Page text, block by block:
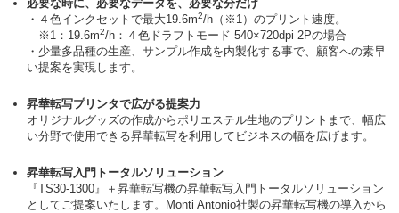
必要な時に、必要なデータを、必要な分だけ
・４色インクセットで最大19.6m2/h（※1）のプリント速度。
※1：19.6m2/h：４色ドラフトモード 540×720dpi 2Pの場合
・少量多品種の生産、サンプル作成を内製化する事で、顧客への素早
い提案を実現します。
昇華転写プリンタで広がる提案力
オリジナルグッズの作成からポリエステル生地のプリントまで、幅広
い分野で使用できる昇華転写を利用してビジネスの幅を広げます。
昇華転写入門トータルソリューション
『TS30-1300』＋昇華転写機の昇華転写入門トータルソリューション
としてご提案いたします。Monti Antonio社製の昇華転写機の導入から